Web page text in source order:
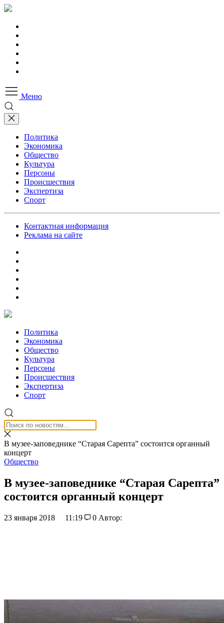
Меню
Политика
Экономика
Общество
Культура
Персоны
Происшествия
Экспертиза
Спорт
Контактная информация
Реклама на сайте
Политика
Экономика
Общество
Культура
Персоны
Происшествия
Экспертиза
Спорт
В музее-заповеднике “Старая Сарепта” состоится органный
концерт
Общество
В музее-заповеднике “Старая Сарепта”
состоится органный концерт
23 января 2018 11:19 0 Автор: